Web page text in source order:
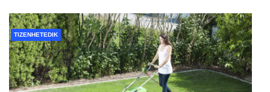
TIZENHETEDIK